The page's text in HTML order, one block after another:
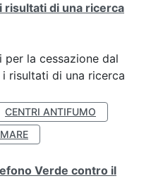
risultati di una ricerca
per la cessazione dal
risultati di una ricerca
CENTRI ANTIFUMO
Verde contro il